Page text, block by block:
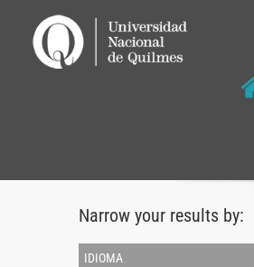
Narrow your results by:
idioma